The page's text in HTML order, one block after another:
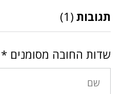
תגובות (1)
שדות החובה מסומנים *